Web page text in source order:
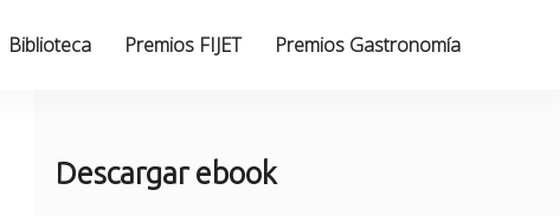
Biblioteca Premios FIJET Premios Gastronomía
Descargar ebook